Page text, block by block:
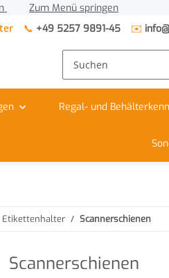
Zum Menü springen
📞 +49 5257 9891-45 ✉️
Regal- und
Etikettenhalter Scannerschienen
Scannerschienen